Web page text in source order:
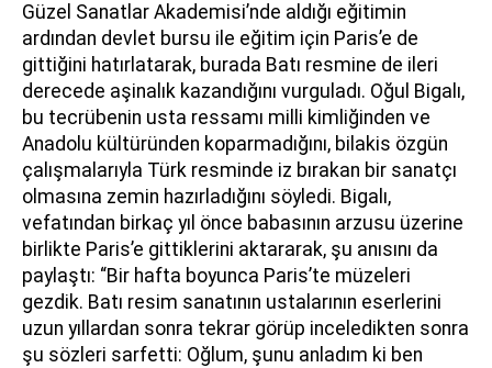
Güzel Sanatlar Akademisi’nde aldığı eğitimin
ardından devlet bursu ile eğitim için Paris’e de
gittiğini hatırlatarak, burada Batı resmine de ileri
derecede aşinalık kazandığını vurguladı. Oğul Bigalı,
bu tecrübenin usta ressamı milli kimliğinden ve
Anadolu kültüründen koparmadığını, bilakis özgün
çalışmalarıyla Türk resminde iz bırakan bir sanatçı
olmasına zemin hazırladığını söyledi. Bigalı,
vefatından birkaç yıl önce babasının arzusu üzerine
birlikte Paris’e gittiklerini aktararak, şu anısını da
paylaştı: “Bir hafta boyunca Paris’te müzeleri
gezdik. Batı resim sanatının ustalarının eserlerini
uzun yıllardan sonra tekrar görüp inceledikten sonra
şu sözleri sarfetti: Oğlum, şunu anladım ki ben